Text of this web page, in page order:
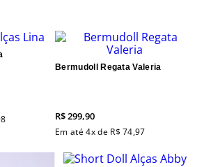
Bermudoll Regata Valeria
R$299,90
Em até4x de R$ 74,97